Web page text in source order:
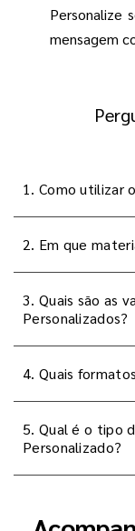
Personalize
mensagem
1. Como utilizar
2. Em que
3. Quais são as
Personalizados?
4. Quais
5. Qual é o tipo
Personalizado?